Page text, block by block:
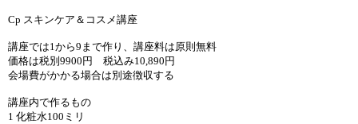
Cp スキンケア＆コスメ講座
講座では1から9まで作り、講座料は原則無料
価格は税別9900円 税込み10,890円
会場費がかかる場合は別途徴収する
講座内で作るもの
1 化粧水100ミリ